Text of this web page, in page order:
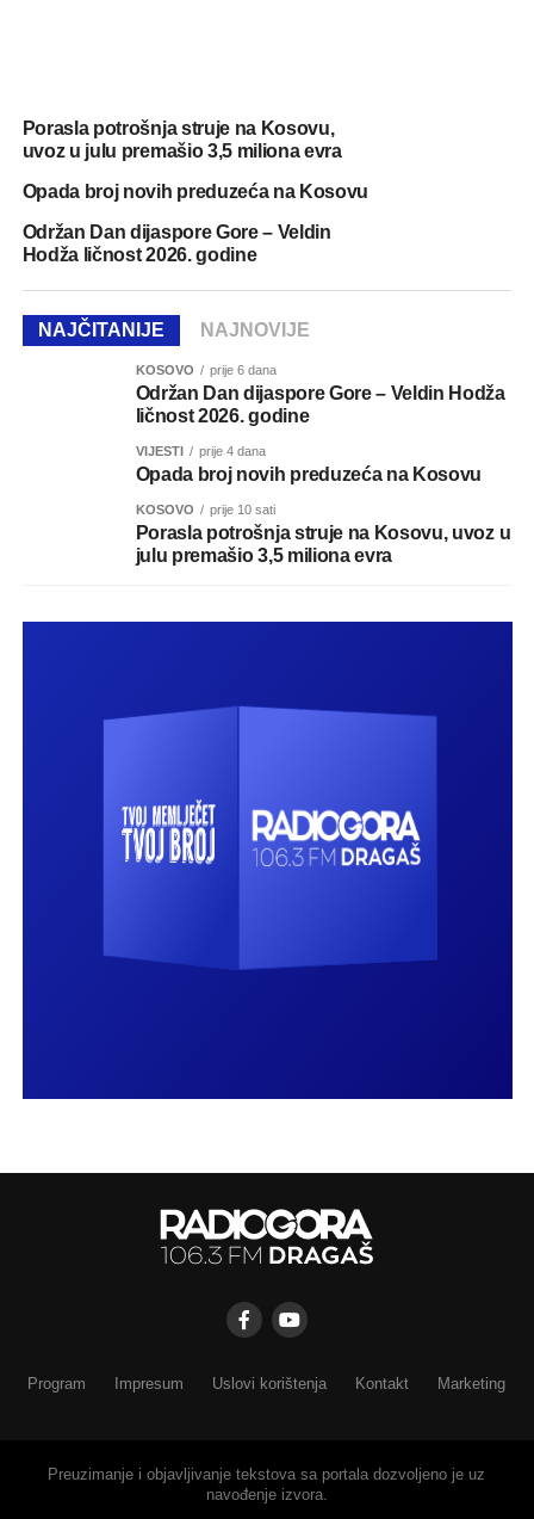
Porasla potrošnja struje na Kosovu,
uvoz u julu premašio 3,5 miliona evra
Opada broj novih preduzeća na Kosovu
Održan Dan dijaspore Gore – Veldin
Hodža ličnost 2026. godine
NAJČITANIJE NAJNOVIJE
KOSOVO prije 6 dana
Održan Dan dijaspore Gore – Veldin Hodža
ličnost 2026. godine
VIJESTI prije 4 dana
Opada broj novih preduzeća na Kosovu
KOSOVO prije 10 sati
Porasla potrošnja struje na Kosovu, uvoz u
julu premašio 3,5 miliona evra
Program Impresum Uslovi korištenja Kontakt Marketing
Preuzimanje i objavljivanje tekstova sa portala dozvoljeno je uz
navođenje izvora.